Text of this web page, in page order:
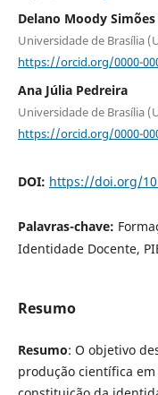
Delano Moody
Universidade de Brasília
https://orcid.org/0000-
Ana Júlia Pedreira
Universidade de Brasília
https://orcid.org/0000-
DOI: https://doi.org/
Palavras-chave:
Identidade Docente,
Resumo
Resumo: O objetivo
produção científica